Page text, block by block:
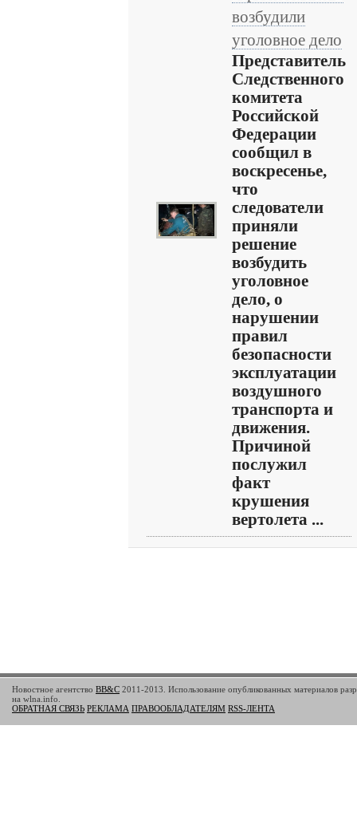
возбудили
уголовное дело
Представитель
Следственного
комитета
Российской
Федерации
сообщил в
воскресенье,
что
следователи
приняли
решение
возбудить
уголовное
дело, о
нарушении
правил
безопасности
эксплуатации
воздушного
транспорта и
движения.
Причиной
послужил
факт
крушения
вертолета ...
Новостное агентство BB&C 2011-2013. Использование опубликованных материалов
на wlna.info.
ОБРАТНАЯ СВЯЗЬ РЕКЛАМА ПРАВООБЛАДАТЕЛЯМ RSS-ЛЕНТА